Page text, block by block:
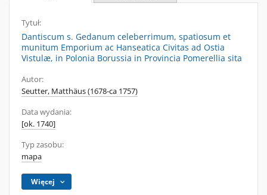
Tytuł:
Dantiscum s. Gedanum celeberrimum, spatiosum et
munitum Emporium ac Hanseatica Civitas ad Ostia
Vistulæ, in Polonia Borussia in Provincia Pomerellia sita
Autor:
Seutter, Matthäus (1678-ca 1757)
Data wydania:
[ok. 1740]
Typ zasobu:
mapa
Więcej